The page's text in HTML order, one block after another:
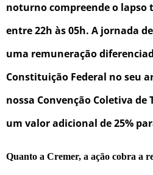
noturno compreende o lapso
entre 22h às 05h. A jornada
uma remuneração
Constituição Federal no seu
nossa Convenção Coletiva de
um valor adicional de 25%
Quanto a Cremer, a ação cobra a